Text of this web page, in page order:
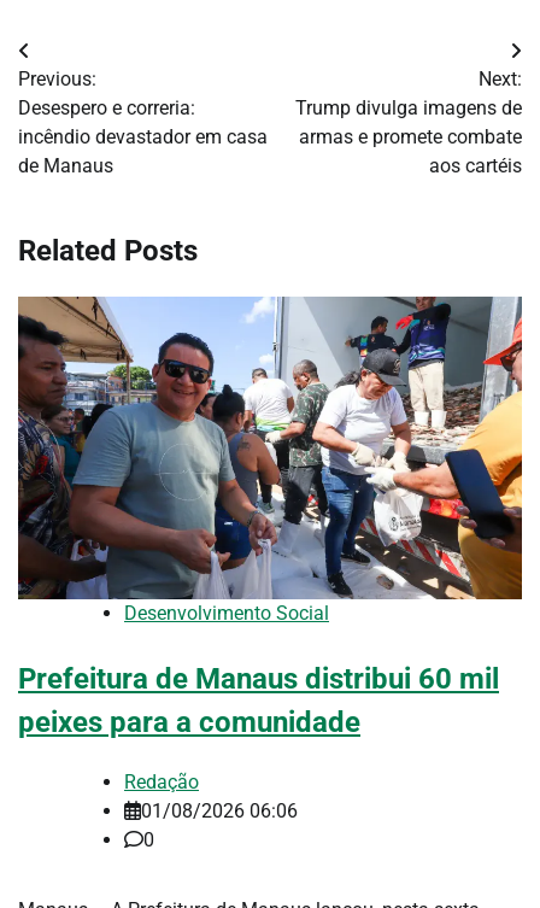
Navegação
de
Post
Previous:
Desespero e correria:
incêndio devastador em casa
de Manaus
Next:
Trump divulga imagens de
armas e promete combate
aos cartéis
Related Posts
Desenvolvimento Social
Prefeitura de Manaus distribui 60 mil
peixes para a comunidade
Redação
01/08/2026 06:06
0